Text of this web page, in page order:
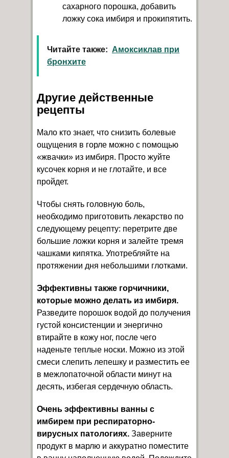
сахарного порошка, добавить
ложку сока имбиря и прокипятить.
Читайте также: Амоксиклав при
бронхите
Другие действенные
рецепты
Мало кто знает, что снизить болевые
ощущения в горле можно с помощью
«жвачки» из имбиря. Просто жуйте
кусочек корня и не глотайте, и все
пройдет.
Чтобы снять головную боль,
необходимо приготовить лекарство по
следующему рецепту: перетрите две
большие ложки корня и залейте тремя
чашками кипятка. Употребляйте на
протяжении дня небольшими глотками.
Эффективны также горчичники,
которые можно делать из имбиря.
Разведите порошок водой до получения
густой консистенции и энергично
втирайте в кожу ног, после чего
наденьте теплые носки. Можно из этой
смеси слепить лепешку и разместить ее
в межлопаточной области минут на
десять, избегая сердечную область.
Очень эффективны ванны с
имбирем при респираторно-
вирусных патологиях. Заверните
продукт в марлю и аккуратно поместите